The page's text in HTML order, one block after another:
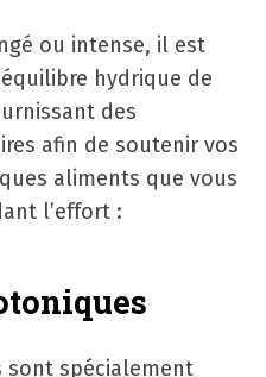
ou intense, il est
hydrique de
des
afin de soutenir vos
aliments que vous
l’effort :
sont spécialement